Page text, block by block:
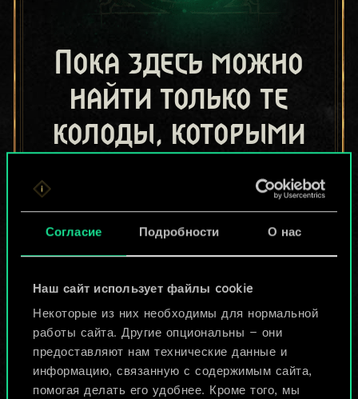
Согласие Подробности О нас
Наш сайт использует файлы cookie
Некоторые из них необходимы для нормальной
работы сайта. Другие опциональны — они
предоставляют нам технические данные и
информацию, связанную с содержимым сайта,
помогая делать его удобнее. Кроме того, мы
Пока здесь можно
найти только те
колоды, которыми
игроки.
Но их может быть
Назвать колоду и описать её
Изменить колоду